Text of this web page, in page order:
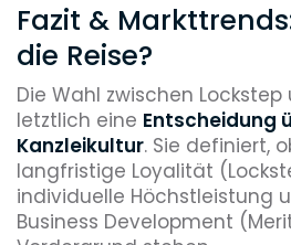
Fazit &
die Reise?
Die Wahl zwischen
letztlich eine Entscheidung
Kanzleikultur. Sie definiert,
langfristige Loyalität
individuelle Höchstleistung
Business Development